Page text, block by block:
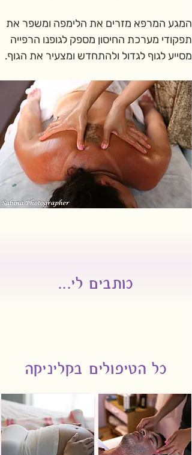
המגע המרפא מזרים את הלימפה ומשפר את
תפקודי מערכת החיסון מספק לגופנו הרפייה
מסייע לגוף לגדול ולהתחדש ומצעיר את הגוף.
כותבים לי...
כל הטיפולים בקליניקה